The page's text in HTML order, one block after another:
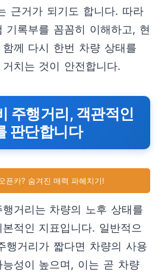
근거가 되기도 합니다. 따라
기록부를 꼼꼼히 이해하고, 현
께 다시 한번 차량 상태를
치는 것이 안전합니다.
주행거리, 객관적인
판단합니다
픈카? 숨겨진 매력 파헤치기!
거리는 차량의 노후 상태를
적인 지표입니다. 일반적으
행거리가 짧다면 차량의 사용
성이 높으며, 이는 곧 차량